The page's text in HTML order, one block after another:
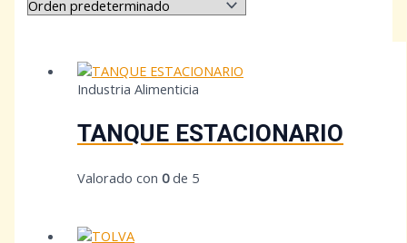
Industria Alimenticia
TANQUE ESTACIONARIO
Valorado con0de 5